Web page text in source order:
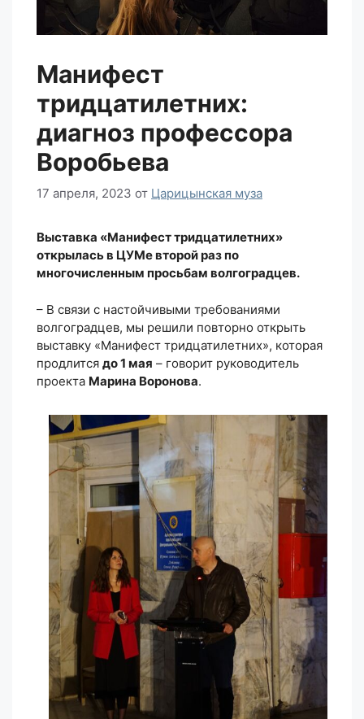
Манифест
тридцатилетних:
диагноз профессора
Воробьева
17 апреля, 2023 от Царицынская муза
Выставка «Манифест тридцатилетних»
открылась в ЦУМе второй раз по
многочисленным просьбам волгоградцев.
– В связи с настойчивыми требованиями
волгоградцев, мы решили повторно открыть
выставку «Манифест тридцатилетних», которая
продлится до 1 мая – говорит руководитель
проекта Марина Воронова.